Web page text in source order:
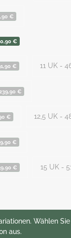
€
€
€ 11 UK -
239,90 €
€ 12,5 UK -
€
€ 15 UK -
Wählen
aus.